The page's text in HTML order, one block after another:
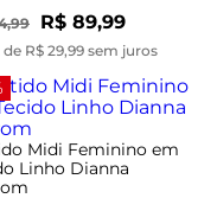
R$ 89,99
R$ 29,99 sem juros
Midi Feminino em
Linho Dianna